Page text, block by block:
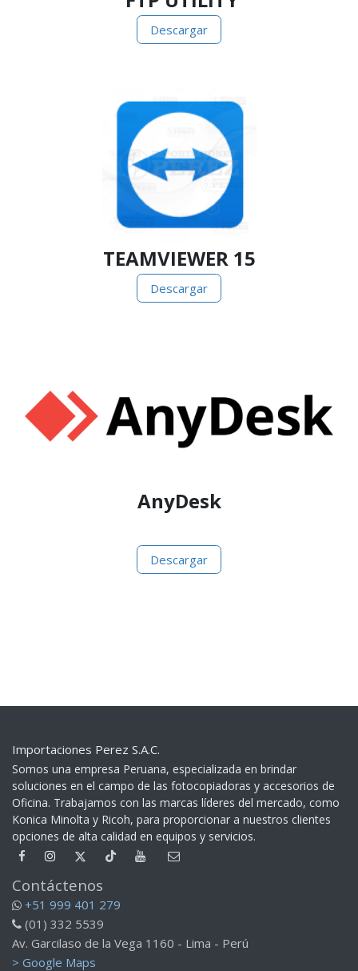
Descargar
TEAMVIEWER 15
Descargar
AnyDesk
Descargar
Importaciones Perez S.A.C.
Somos una empresa Peruana, especializada en brindar
soluciones en el campo de las fotocopiadoras y accesorios de
Oficina. Trabajamos con las marcas líderes del mercado, como
Konica Minolta y Ricoh, para proporcionar a nuestros clientes
opciones de alta calidad en equipos y servicios.​
Contáctenos
+51 999 401 279
(01) 332 5539
Av. Garcilaso de la Vega 1160 - Lima - Perú
> Google Maps